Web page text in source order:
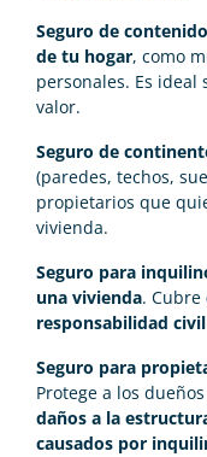
Seguro de contenido
de tu hogar, como
personales. Es
valor.
Seguro de
(paredes, techos,
propietarios que
vivienda.
Seguro para
una vivienda. Cubre
responsabilidad civil
Seguro para
Protege a los
daños a la
causados por